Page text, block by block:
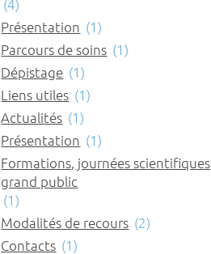
(4)
Présentation (1)
Parcours de soins (1)
Dépistage (1)
Liens utiles (1)
Actualités (1)
Présentation (1)
Formations, journées scientifiques
grand public
(1)
Modalités de recours (2)
Contacts (1)